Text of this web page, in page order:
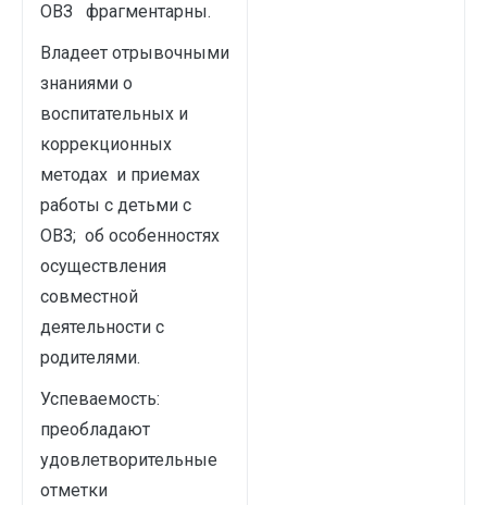
ОВЗ фрагментарны.
Владеет отрывочными
знаниями о
воспитательных и
коррекционных
методах и приемах
работы с детьми с
ОВЗ; об особенностях
осуществления
совместной
деятельности с
родителями.
Успеваемость:
преобладают
удовлетворительные
отметки